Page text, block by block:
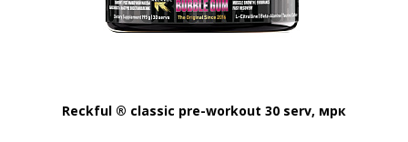
Reckful ® classic pre-workout 30 serv, мрк